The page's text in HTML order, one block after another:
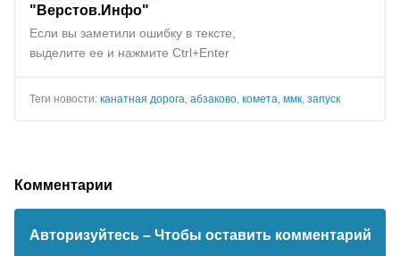
"Верстов.Инфо"
Если вы заметили ошибку в тексте,
выделите ее и нажмите Ctrl+Enter
Теги новости: канатная дорога абзаково комета ммк запуск
Комментарии
Авторизуйтесь – Чтобы оставить комментарий